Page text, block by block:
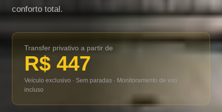
conforto total.
Transfer privativo a partir de
R$ 447
Veículo exclusivo · Sem paradas · Monitoramento de voo
incluso